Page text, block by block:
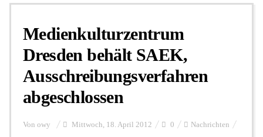
Medienkulturzentrum
Dresden behält SAEK,
Ausschreibungsverfahren
abgeschlossen
Von owy Mittwoch, 18. April 2012 0 Nachrichten